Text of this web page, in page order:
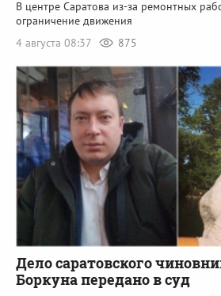
В центре Саратова из-за ремонтных
ограничение движения
4 августа 08:37
875
Дело саратовского
Боркуна передано в суд